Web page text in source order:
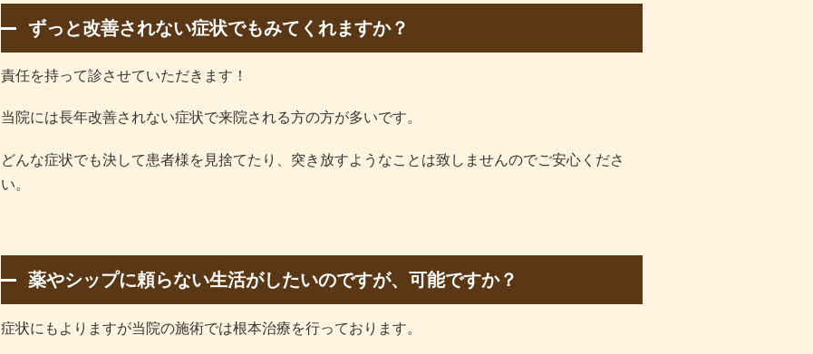
ずっと改善されない症状でもみてくれますか？
責任を持って診させていただきます！
当院には長年改善されない症状で来院される方の方が多いです。
どんな症状でも決して患者様を見捨てたり、突き放すようなことは致しませんのでご安心くださ
い。
薬やシップに頼らない生活がしたいのですが、可能ですか？
症状にもよりますが当院の施術では根本治療を行っております。